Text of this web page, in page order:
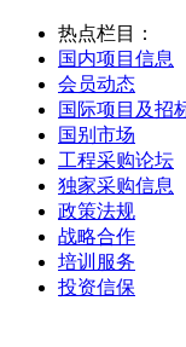
热点栏目：
国内项目信息
会员动态
国际项目及招
国别市场
工程采购论坛
独家采购信息
政策法规
战略合作
培训服务
投资信保